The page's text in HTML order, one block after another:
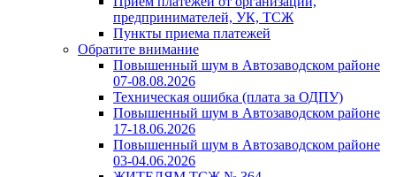
предпринимателей, УК, ТСЖ
Пункты приема платежей
Обратите внимание
Повышенный шум в Автозаводском районе
07-08.08.2026
Техническая ошибка (плата за ОДПУ)
Повышенный шум в Автозаводском районе
17-18.06.2026
Повышенный шум в Автозаводском районе
03-04.06.2026